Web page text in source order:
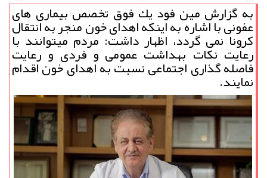
به گزارش مین فود یك فوق تخصص بیماری های
عفونی با اشاره به اینكه اهدای خون منجر به انتقال
كرونا نمی گردد، اظهار داشت: مردم میتوانند با
رعایت نكات بهداشت عمومی و فردی و رعایت
فاصله گذاری اجتماعی نسبت به اهدای خون اقدام
نمایند.